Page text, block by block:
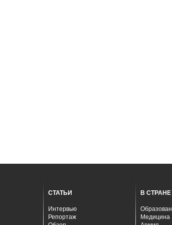
СТАТЬИ
Интервью
Репортаж
В СТРАНЕ
Медицина